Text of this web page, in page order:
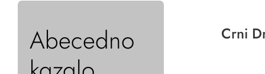
Abecedno
Crni